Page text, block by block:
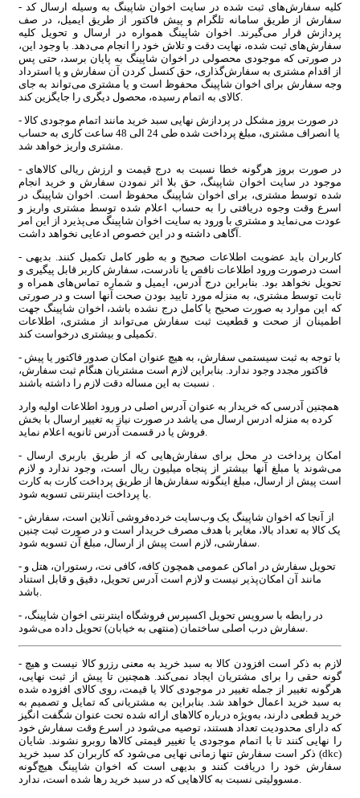
- کلیه سفارش‌‏های ثبت شده در سایت اخوان شاپینگ به وسیله ارسال کد
سفارش از طریق سامانه تلگرام و پیش فاکتور از طریق ایمیل، در صف
پردازش قرار می‏‌گیرند. اخوان شاپینگ همواره در ارسال و تحویل کلیه
سفارش‌‏های ثبت شده، نهایت دقت و تلاش خود را انجام می‌دهد. با وجود این،
در صورتی که موجودی محصولی در اخوان شاپینگ به پایان برسد، حتی پس
از اقدام مشتری به سفارش‌‏گذاری، حق کنسل کردن آن سفارش و یا استرداد
وجه سفارش برای اخوان شاپینگ محفوظ است و یا مشتری می‏‌تواند به جای
کالای به اتمام رسیده، محصول دیگری را جایگزین کند.
- در صورت بروز مشکل در پردازش نهایی سبد خرید مانند اتمام موجودی کالا
یا انصراف مشتری، مبلغ پرداخت شده طی 24 الی 48 ساعت کاری به حساب
مشتری واریز خواهد شد.
- در صورت بروز هرگونه خطا نسبت به درج قیمت و ارزش ریالی کالاهای
موجود در سایت اخوان شاپینگ، حق بلا اثر نمودن سفارش و خرید انجام
شده توسط مشتری، برای اخوان شاپینگ محفوظ است. اخوان شاپینگ در
اسرع وقت وجوه دریافتی را به حساب اعلام شده توسط مشتری واریز و
عودت می‌نماید و مشتری با ورود به سایت اخوان شاپینگ می‌پذیرد از این امر
آگاهی داشته و در این خصوص ادعایی نخواهد داشت.
- کاربران باید عضویت اطلاعات صحیح و به طور کامل تکمیل کنند. بدیهی
است درصورت ورود اطلاعات ناقص یا نادرست، سفارش کاربر قابل پیگیری و
تحویل نخواهد بود. بنابراین درج آدرس، ایمیل و شماره تماس‌های همراه و
ثابت توسط مشتری، به منزله مورد تایید بودن صحت آنها است و در صورتی
که این موارد به صورت صحیح یا کامل درج نشده باشد، اخوان شاپینگ جهت
اطمینان از صحت و قطعیت ثبت سفارش می‌تواند از مشتری، اطلاعات
تکمیلی و بیشتری درخواست کند.
- با توجه به ثبت سیستمی سفارش، به هیچ عنوان امکان صدور فاکتور یا پیش
فاکتور مجدد وجود ندارد. بنابراین لازم است مشتریان هنگام ثبت سفارش،
نسبت به این مساله دقت لازم را داشته باشند .
همچنین آدرسی که خریدار به عنوان آدرس اصلی در ورود اطلاعات اولیه وارد
کرده به منزله ادرس ارسال می یاشد در صورت نیاز به تغییر ارسال با بخش
فروش یا در قسمت آدرس ثانویه اعلام نماید.
- امکان پرداخت در محل برای سفارش‌هایی که از طریق باربری ارسال
می‌شوند یا مبلغ آنها بیشتر از پنجاه میلیون ریال است، وجود ندارد و لازم
است پیش از ارسال، مبلغ اینگونه سفارش‌ها از طریق پرداخت کارت به کارت
یا پرداخت اینترنتی تسویه شود.
- از آنجا که اخوان شاپینگ یک وب‌سایت خرده‌فروشی آنلاین است، سفارش
یک کالا به تعداد بالا، مغایر با هدف مصرف خریدار است و در صورت ثبت چنین
سفارشی، لازم است پیش از ارسال، مبلغ آن تسویه شود.
- تحویل سفارش در اماکن عمومی همچون کافه، کافی نت، رستوران، هتل و
مانند آن امکان‌پذیر نیست و لازم است آدرس تحویل، دقیق و قابل استناد
باشد.
- در رابطه با سرویس تحویل اکسپرس فروشگاه اینترنتی اخوان شاپینگ،
سفارش درب اصلی ساختمان (منتهی به خیابان) تحویل داده می‌شود.
- لازم به ذکر است افزودن کالا به سبد خرید به معنی رزرو کالا نیست و هیچ
گونه حقی را برای مشتریان ایجاد نمی‌کند. همچنین تا پیش از ثبت نهایی،
هرگونه تغییر از جمله تغییر در موجودی کالا یا قیمت، روی کالای افزوده شده
به سبد خرید اعمال خواهد شد. بنابراین به مشتریانی که تمایل و تصمیم به
خرید قطعی دارند، به‌ویژه درباره کالاهای ارائه شده تحت عنوان شگفت انگیز
که دارای محدودیت تعداد هستند، توصیه می‌شود در اسرع وقت سفارش خود
را نهایی کنند تا با اتمام موجودی یا تغییر قیمتی کالاها روبرو نشوند. شایان
ذکر است سفارش تنها زمانی نهایی می‌شود که کاربران کد سبد خرید (dkc)
سفارش خود را دریافت کنند و بدیهی است که اخوان شاپینگ هیچ‌گونه
مسوولیتی نسبت به کالاهایی که در سبد خرید رها شده است، ندارد.